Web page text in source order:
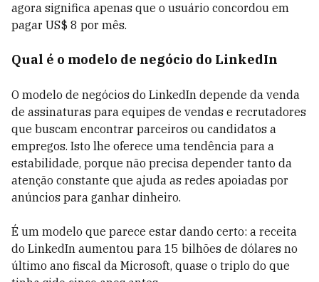
agora significa apenas que o usuário concordou em
pagar US$ 8 por mês.
Qual é o modelo de negócio do LinkedIn
O modelo de negócios do LinkedIn depende da venda
de assinaturas para equipes de vendas e recrutadores
que buscam encontrar parceiros ou candidatos a
empregos. Isto lhe oferece uma tendência para a
estabilidade, porque não precisa depender tanto da
atenção constante que ajuda as redes apoiadas por
anúncios para ganhar dinheiro.
É um modelo que parece estar dando certo: a receita
do LinkedIn aumentou para 15 bilhões de dólares no
último ano fiscal da Microsoft, quase o triplo do que